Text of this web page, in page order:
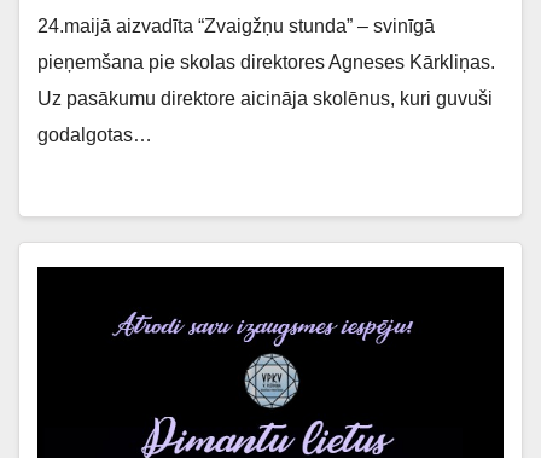
24.maijā aizvadīta “Zvaigžņu stunda” – svinīgā
pieņemšana pie skolas direktores Agneses Kārkliņas.
Uz pasākumu direktore aicināja skolēnus, kuri guvuši
godalgotas…